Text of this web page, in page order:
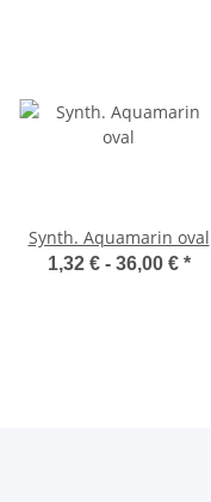
Synth. Aquamarin oval
1,32 € - 36,00 € *